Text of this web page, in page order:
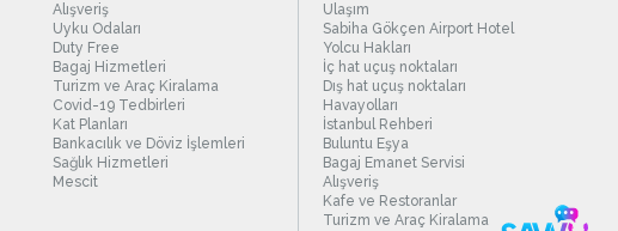
Alışveriş
Uyku Odaları
Duty Free
Bagaj Hizmetleri
Turizm ve Araç Kiralama
Covid-19 Tedbirleri
Kat Planları
Bankacılık ve Döviz İşlemleri
Sağlık Hizmetleri
Mescit
Ulaşım
Sabiha Gökçen Airport Hotel
Yolcu Hakları
İç hat uçuş noktaları
Dış hat uçuş noktaları
Havayolları
İstanbul Rehberi
Buluntu Eşya
Bagaj Emanet Servisi
Alışveriş
Kafe ve Restoranlar
Turizm ve Araç Kiralama